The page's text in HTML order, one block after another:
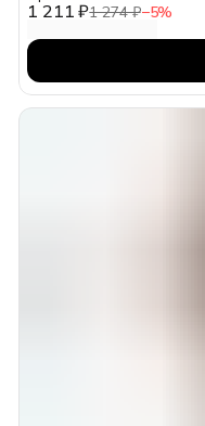
1 211 ₽1 274 ₽−5%